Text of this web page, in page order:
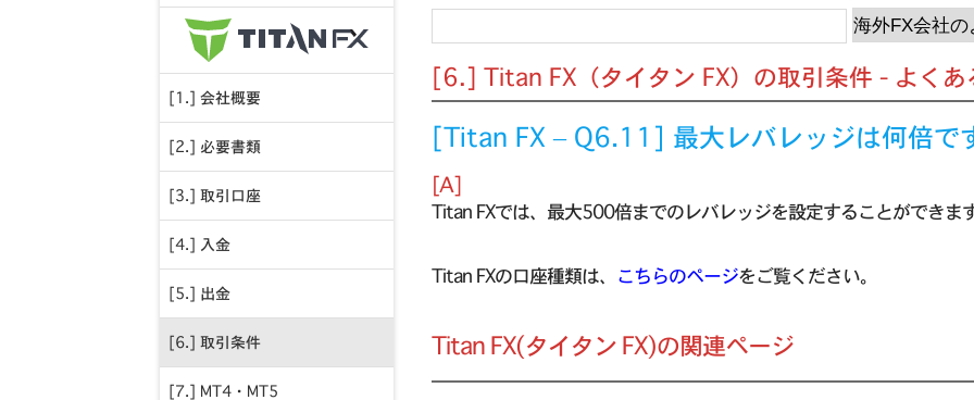
[1.] 会社概要
[2.] 必要書類
[3.] 取引口座
[4.] 入金
[5.] 出金
[6.] 取引条件
[7.] MT4・MT5
[6.] Titan FX（タイタン FX）の取引条件 - よくあ
[Titan FX – Q6.11] 最大レバレッジは何倍で
[A]
Titan FXでは、最大500倍までのレバレッジを設定することができま
Titan FXの口座種類は、 こちらのページをご覧ください。
Titan FX(タイタン FX)の関連ページ